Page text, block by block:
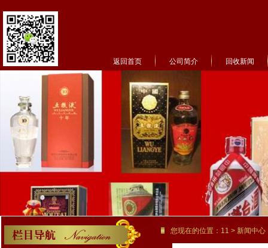
返回首页 公司简介
回收新闻
您现在的位置： 11 > 新闻中心